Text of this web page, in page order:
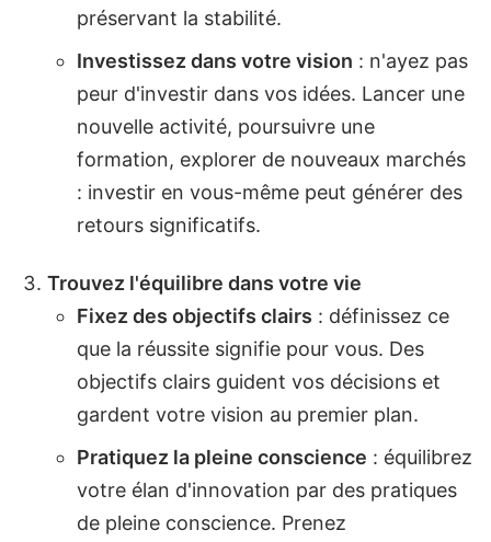
préservant la stabilité.
Investissez dans votre vision : n'ayez pas
peur d'investir dans vos idées. Lancer une
nouvelle activité, poursuivre une
formation, explorer de nouveaux marchés
: investir en vous-même peut générer des
retours significatifs.
Trouvez l'équilibre dans votre vie
Fixez des objectifs clairs : définissez ce
que la réussite signifie pour vous. Des
objectifs clairs guident vos décisions et
gardent votre vision au premier plan.
Pratiquez la pleine conscience : équilibrez
votre élan d'innovation par des pratiques
de pleine conscience. Prenez